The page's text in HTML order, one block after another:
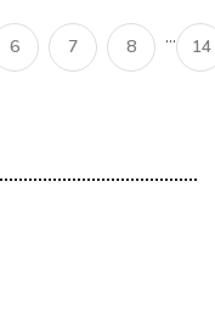
6 7 8 ... 14